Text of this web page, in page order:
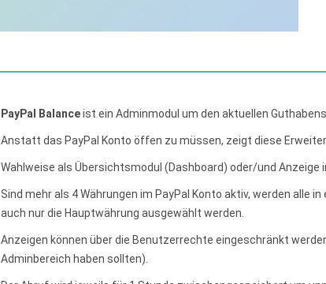
PayPal Balanceist ein Adminmodul um den aktuellen
Anstatt das PayPal Konto öffen zu müssen, zeigt diese
Wahlweise als Übersichtsmodul (Dashboard) oder/und Anzeige
Sind mehr als 4 Währungen im PayPal Konto aktiv, werden alle
auch nur die Hauptwährung ausgewählt werden.
Anzeigen können über die Benutzerrechte eingeschränkt
Adminbereich haben sollten).